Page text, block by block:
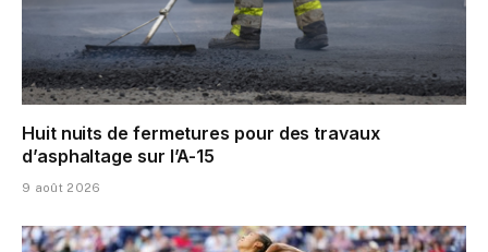
Huit nuits de fermetures pour des travaux
d’asphaltage sur l’A-15
9 août 2026